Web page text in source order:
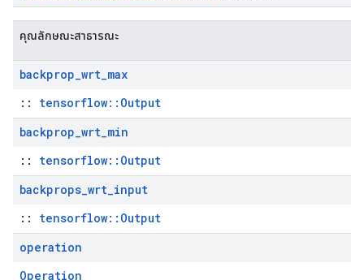
คุณลักษณะสาธารณะ
backprop_wrt_max
:: tensorflow::Output
backprop_wrt_min
:: tensorflow::Output
backprops_wrt_input
:: tensorflow::Output
operation
Operation